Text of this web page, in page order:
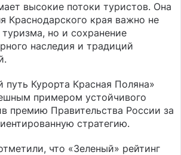
высокие потоки туристов. Она
Краснодарского края важно не
но и сохранение
наследия и традиций
путь Курорта Красная Поляна»
примером устойчивого
премию Правительства России за
стратегию.
что «Зеленый» рейтинг